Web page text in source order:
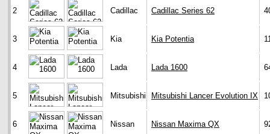
2 Cadillac Cadillac Series 62
3 Kia Kia Potentia
4 Lada Lada 1600
5 Mitsubishi Mitsubishi Lancer Evolution IX
6 Nissan Nissan Maxima QX